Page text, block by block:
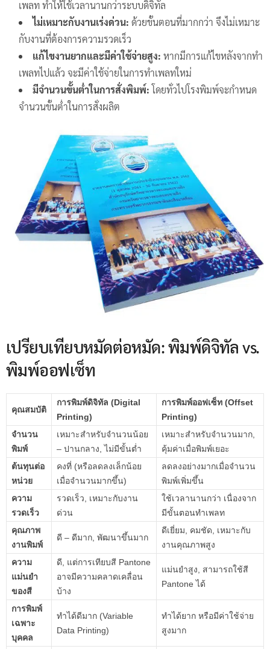
เพลท ทำให้ใช้เวลานานกว่าระบบดิจิทัล
ไม่เหมาะกับงานเร่งด่วน: ด้วยขั้นตอนที่มากกว่า จึงไม่เหมาะ
กับงานที่ต้องการความรวดเร็ว
แก้ไขงานยากและมีค่าใช้จ่ายสูง: หากมีการแก้ไขหลังจากทำ
เพลทไปแล้ว จะมีค่าใช้จ่ายในการทำเพลทใหม่
มีจำนวนขั้นต่ำในการสั่งพิมพ์:โดยทั่วไปโรงพิมพ์จะกำหนด
จำนวนขั้นต่ำในการสั่งผลิต
เปรียบเทียบหมัดต่อหมัด: พิมพ์ดิจิทัล vs.
พิมพ์ออฟเซ็ท
คุณสมบัติ
การพิมพ์ดิจิทัล (Digital
Printing)
การพิมพ์ออฟเซ็ท (Offset
Printing)
จำนวน
พิมพ์
เหมาะสำหรับจำนวนน้อย
– ปานกลาง, ไม่มีขั้นต่ำ
เหมาะสำหรับจำนวนมาก,
คุ้มค่าเมื่อพิมพ์เยอะ
ต้นทุนต่อ
หน่วย
คงที่ (หรือลดลงเล็กน้อย
เมื่อจำนวนมากขึ้น)
ลดลงอย่างมากเมื่อจำนวน
พิมพ์เพิ่มขึ้น
ความ
รวดเร็ว
รวดเร็ว, เหมาะกับงาน
ด่วน
ใช้เวลานานกว่า เนื่องจาก
มีขั้นตอนทำเพลท
คุณภาพ
งานพิมพ์
ดี – ดีมาก, พัฒนาขึ้นมาก
ดีเยี่ยม, คมชัด, เหมาะกับ
งานคุณภาพสูง
ความ
แม่นยำ
ของสี
ดี, แต่การเทียบสี Pantone
อาจมีความคลาดเคลื่อน
บ้าง
แม่นยำสูง, สามารถใช้สี
Pantone ได้
การพิมพ์
เฉพาะ
บุคคล
ทำได้ดีมาก (Variable
Data Printing)
ทำได้ยาก หรือมีค่าใช้จ่าย
สูงมาก